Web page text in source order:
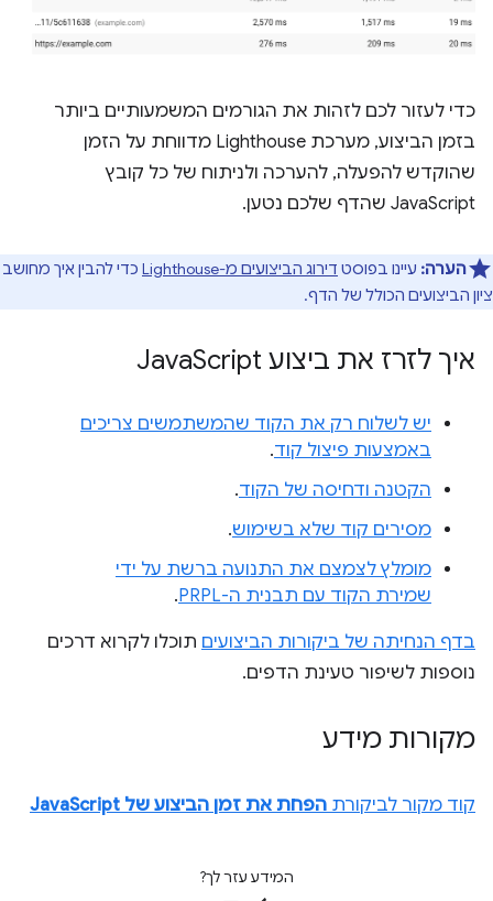
כדי לעזור לכם לזהות את הגורמים המשמעותיים ביותר
בזמן הביצוע, מערכת Lighthouse מדווחת על הזמן
שהוקדש להפעלה, להערכה ולניתוח של כל קובץ
JavaScript שהדף שלכם נטען.
הערה: עיינו בפוסט דירוג הביצועים מ-Lighthouse
כדי להבין איך מחושב
ציון הביצועים הכולל של הדף.
איך לזרז את ביצוע Java Script
יש לשלוח רק את הקוד שהמשתמשים צריכים
באמצעות פיצול קוד.
הקטנה ודחיסה של הקוד.
מסירים קוד שלא בשימוש.
מומלץ לצמצם את התנועה ברשת על ידי
שמירת הקוד עם תבנית ה-PRPL
.
בדף הנחיתה של ביקורות הביצועים תוכלו לקרוא דרכים
נוספות לשיפור טעינת הדפים.
מקורות מידע
קוד מקור לביקורת הפחת את זמן הביצוע של JavaScript
המידע עזר לך?